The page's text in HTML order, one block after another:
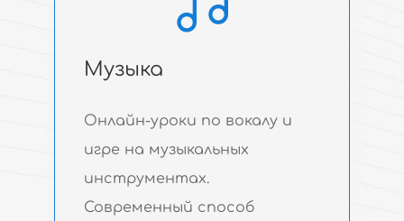
Музыка
Онлайн-уроки по вокалу и
игре на музыкальных
инструментах.
Современный способ